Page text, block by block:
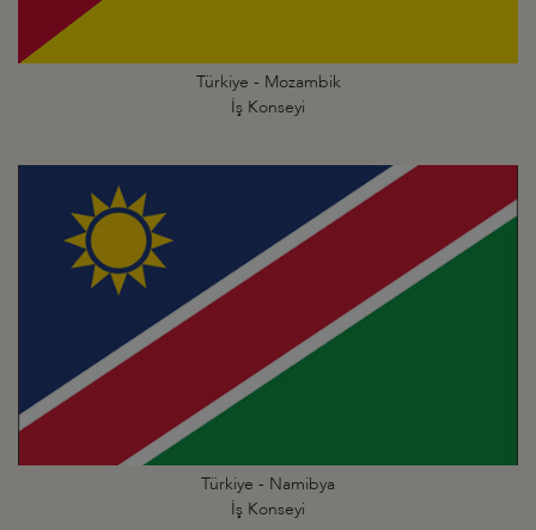
Türkiye - Mozambik
İş Konseyi
Türkiye - Namibya
İş Konseyi